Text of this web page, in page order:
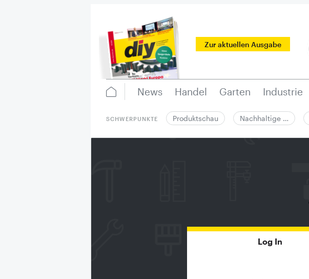
Zur aktuellen Ausgabe
News Handel Garten Industrie
SCHWERPUNKTE Produktschau Nachhaltige …
Log In